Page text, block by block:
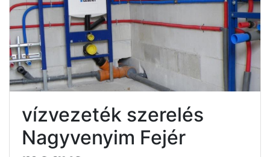
vízvezeték szerelés
Nagyvenyim Fejér